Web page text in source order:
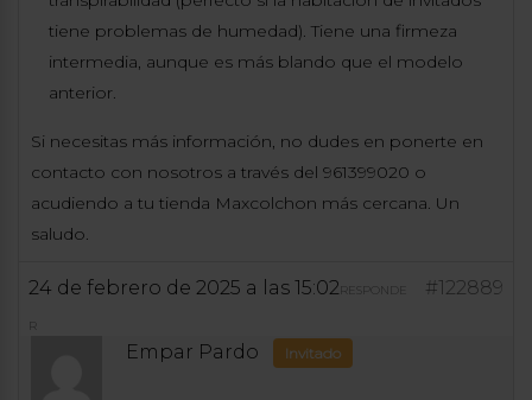
tiene problemas de humedad). Tiene una firmeza
intermedia, aunque es más blando que el modelo
anterior.
Si necesitas más información, no dudes en ponerte en
contacto con nosotros a través del 961399020 o
acudiendo a tu tienda Maxcolchon más cercana. Un
saludo.
24 de febrero de 2025 a las 15:02 #122889
RESPONDE
R
Empar Pardo Invitado